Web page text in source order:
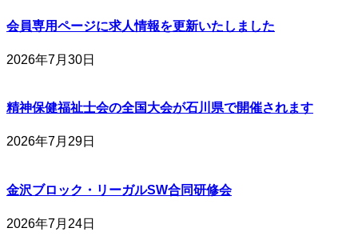
会員専用ページに求人情報を更新いたしました
2026年7月30日
精神保健福祉士会の全国大会が石川県で開催されます
2026年7月29日
金沢ブロック・リーガルSW合同研修会
2026年7月24日